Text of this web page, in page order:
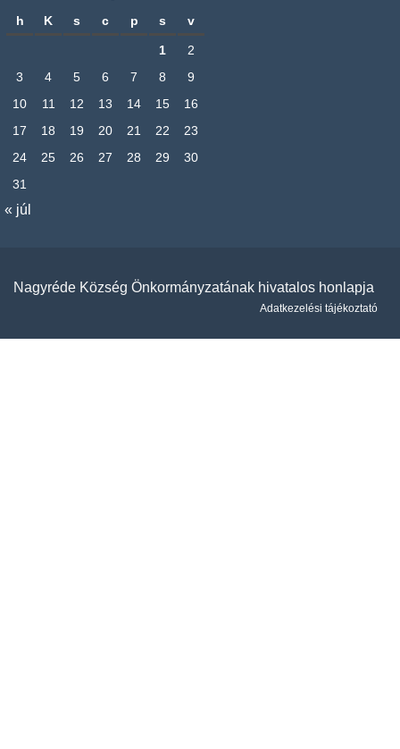
h K s c p s v
1
2
3
4 5 6 7 8
9
10
11 12 13 14 15
16
17
18 19 20 21 22
23
24
25 26 27 28 29
30
31
« júl
Nagyréde Község Önkormányzatának hivatalos honlapja
Adatkezelési tájékoztató